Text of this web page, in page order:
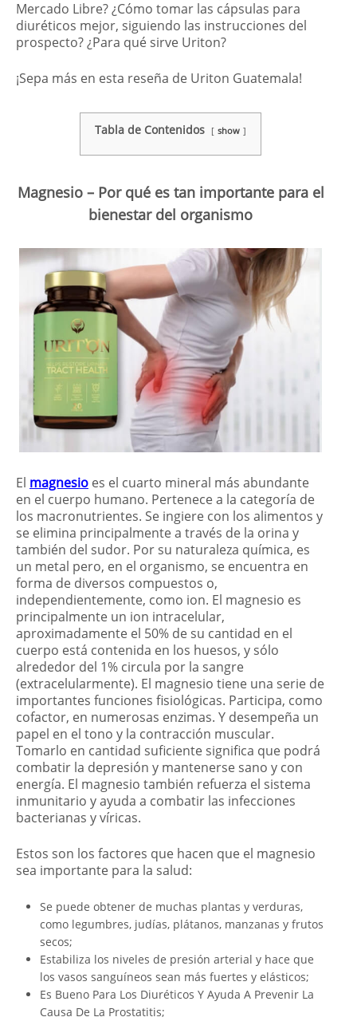
Mercado Libre? ¿Cómo tomar las cápsulas para
diuréticos mejor, siguiendo las instrucciones del
prospecto? ¿Para qué sirve Uriton?
¡Sepa más en esta reseña de Uriton Guatemala!
Tabla de Contenidos show
Magnesio – Por qué es tan importante para el
bienestar del organismo
El magnesio es el cuarto mineral más abundante
en el cuerpo humano. Pertenece a la categoría de
los macronutrientes. Se ingiere con los alimentos y
se elimina principalmente a través de la orina y
también del sudor. Por su naturaleza química, es
un metal pero, en el organismo, se encuentra en
forma de diversos compuestos o,
independientemente, como ion. El magnesio es
principalmente un ion intracelular,
aproximadamente el 50% de su cantidad en el
cuerpo está contenida en los huesos, y sólo
alrededor del 1% circula por la sangre
(extracelularmente). El magnesio tiene una serie de
importantes funciones fisiológicas. Participa, como
cofactor, en numerosas enzimas. Y desempeña un
papel en el tono y la contracción muscular.
Tomarlo en cantidad suficiente significa que podrá
combatir la depresión y mantenerse sano y con
energía. El magnesio también refuerza el sistema
inmunitario y ayuda a combatir las infecciones
bacterianas y víricas.
Estos son los factores que hacen que el magnesio
sea importante para la salud:
Se puede obtener de muchas plantas y verduras,
como legumbres, judías, plátanos, manzanas y frutos
secos;
Estabiliza los niveles de presión arterial y hace que
los vasos sanguíneos sean más fuertes y elásticos;
Es Bueno Para Los Diuréticos Y Ayuda A Prevenir La
Causa De La Prostatitis;